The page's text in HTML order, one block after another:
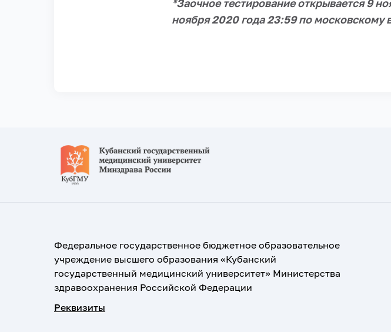
*Заочное тестирование открывается 9
ноября 2020 года 23:59 по московскому
Федеральное государственное бюджетное образовательное
учреждение высшего образования «Кубанский
государственный медицинский университет» Министерства
здравоохранения Российской Федерации
Реквизиты